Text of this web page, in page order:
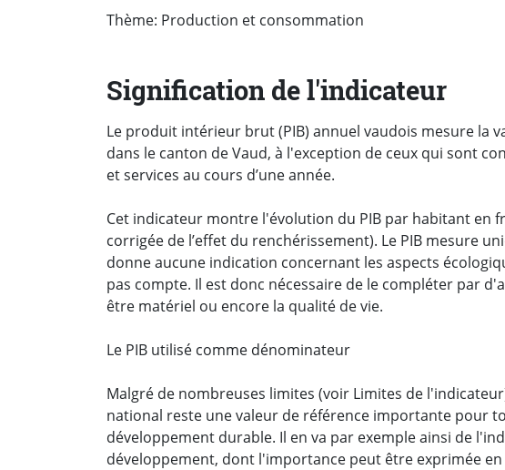
Thème: Production et consommation
Signification de l'indicateur
Le produit intérieur brut (PIB) annuel vaudois mesure la
dans le canton de Vaud, à l'exception de ceux qui sont
et services au cours d’une année.
Cet indicateur montre l'évolution du PIB par habitant en
corrigée de l’effet du renchérissement). Le PIB mesure
donne aucune indication concernant les aspects
pas compte. Il est donc nécessaire de le compléter par
être matériel ou encore la qualité de vie.
Le PIB utilisé comme dénominateur
Malgré de nombreuses limites (voir Limites de
national reste une valeur de référence importante pour
développement durable. Il en va par exemple ainsi de
développement, dont l'importance peut être exprimée